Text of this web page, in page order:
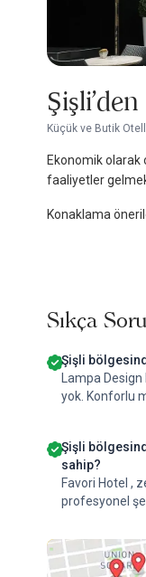
Şişli'den
Küçük ve Butik
Ekonomik olarak
faaliyetler
Konaklama
Sıkça
Şişli
Lampa
yok. Konforlu
Şişli
sahip?
Favori Hotel ,
profesyonel